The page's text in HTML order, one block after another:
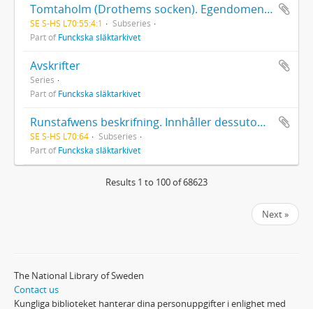
Tomtaholm (Drothems socken). Egendomen Tomtaholm med underlydande gårdar köptes av bergsrådet Alexander Funck 1770. Den bundna volymen inleds med en historisk beskrivning av egendomen gjord av Gustaf Johan Funck. Nr 1 i samma volym är ett brev från Johan Banér (1596-1641) till översten Otto von Sack, 06.07.1637
SE S-HS L70:55:4:1
Subseries
Part ofFunckska släktarkivet
Avskrifter
Series
Part ofFunckska släktarkivet
Runstafwens beskrifning. Innhåller dessutom 1 brev (1968) till Olof von Feilitzen.
SE S-HS L70:64
Subseries
Part ofFunckska släktarkivet
Results 1 to 100 of 68623
Next »
The National Library of Sweden
Contact us
Kungliga biblioteket hanterar dina personuppgifter i enlighet med